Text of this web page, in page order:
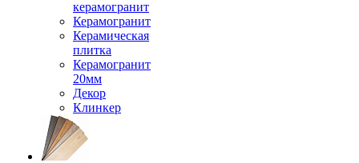
керамогранит
Керамогранит
Керамическая
плитка
Керамогранит
20мм
Декор
Клинкер